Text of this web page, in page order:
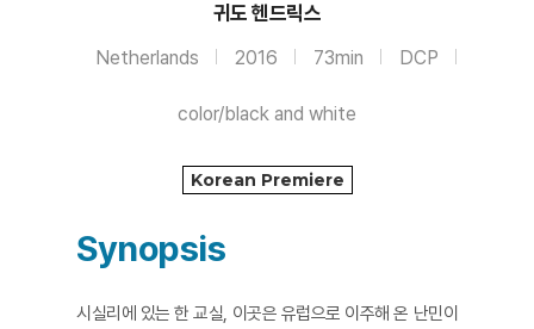
귀도 헨드릭스
Netherlands 2016 73min DCP
color/black and white
Korean Premiere
Synopsis
시실리에 있는 한 교실, 이곳은 유럽으로 이주해 온 난민이